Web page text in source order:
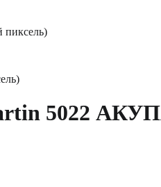
5022